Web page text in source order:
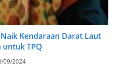
Kendaraan Darat Laut
untuk TPQ
09/2024